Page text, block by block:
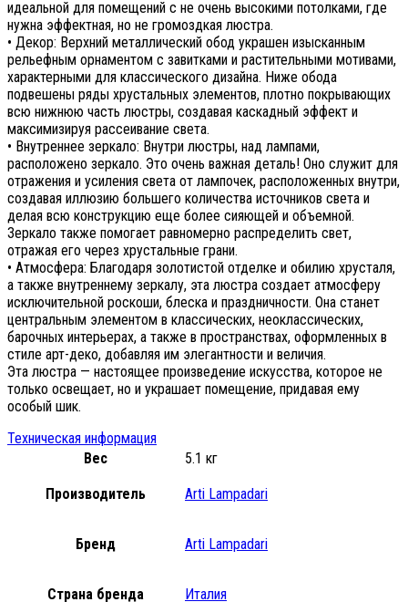
идеальной для помещений с не очень высокими потолками, где
нужна эффектная, но не громоздкая люстра.
• Декор: Верхний металлический обод украшен изысканным
рельефным орнаментом с завитками и растительными мотивами,
характерными для классического дизайна. Ниже обода
подвешены ряды хрустальных элементов, плотно покрывающих
всю нижнюю часть люстры, создавая каскадный эффект и
максимизируя рассеивание света.
• Внутреннее зеркало: Внутри люстры, над лампами,
расположено зеркало. Это очень важная деталь! Оно служит для
отражения и усиления света от лампочек, расположенных внутри,
создавая иллюзию большего количества источников света и
делая всю конструкцию еще более сияющей и объемной.
Зеркало также помогает равномерно распределить свет,
отражая его через хрустальные грани.
• Атмосфера: Благодаря золотистой отделке и обилию хрусталя,
а также внутреннему зеркалу, эта люстра создает атмосферу
исключительной роскоши, блеска и праздничности. Она станет
центральным элементом в классических, неоклассических,
барочных интерьерах, а также в пространствах, оформленных в
стиле арт-деко, добавляя им элегантности и величия.
Эта люстра — настоящее произведение искусства, которое не
только освещает, но и украшает помещение, придавая ему
особый шик.
Техническая информация
Вес
5.1 кг
Производитель Arti Lampadari
Бренд Arti Lampadari
Страна бренда Италия